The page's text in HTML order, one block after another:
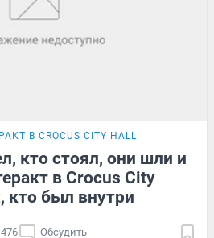
В CROCUS CITY HALL
кто стоял, они шли и
в Crocus City
кто был внутри
Обсудить